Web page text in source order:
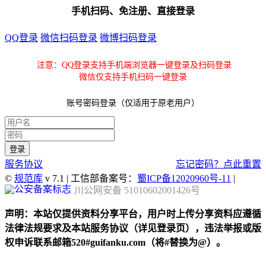
手机扫码、免注册、直接登录
QQ登录 微信扫码登录 微博扫码登录
注意：QQ登录支持手机端浏览器一键登录及扫码登录
微信仅支持手机扫码一键登录
账号密码登录（仅适用于原老用户）
服务协议
忘记密码？点此重置
© 规范库 v 7.1 | 工信部备案号： 蜀ICP备12020960号-11 |
川公网安备 51010602001426号
声明：本站仅提供资料分享平台，用户时上传分享资料应遵循
法律法规要求及本站服务协议（详见登录页），违法举报或版
权申诉联系邮箱520#guifanku.com（将#替换为@）。